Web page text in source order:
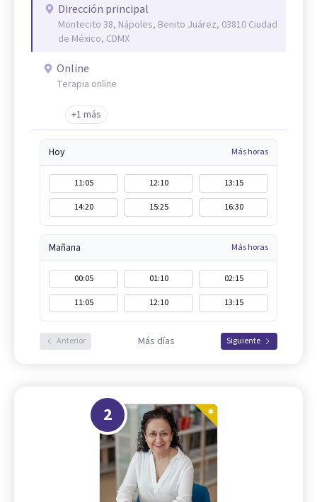
Dirección principal
Montecito 38, Nápoles, Benito Juárez, 03810 Ciudad
de México, CDMX
Online
Terapia online
+1 más
Hoy Más horas
11:05 12:10
13:15
14:20
15:25 16:30
Mañana Más horas
00:05 01:10
02:15
11:05
12:10 13:15
Anterior Más días Siguiente
2